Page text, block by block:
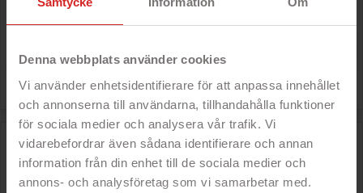
Denna webbplats använder cookies
Vi använder enhetsidentifierare för att anpassa innehållet
och annonserna till användarna, tillhandahålla funktioner
för sociala medier och analysera vår trafik. Vi
vidarebefordrar även sådana identifierare och annan
information från din enhet till de sociala medier och
annons- och analysföretag som vi samarbetar med.
129 kr
Pris
Sportme ladder golf (ladder toss) trädgårdsspel